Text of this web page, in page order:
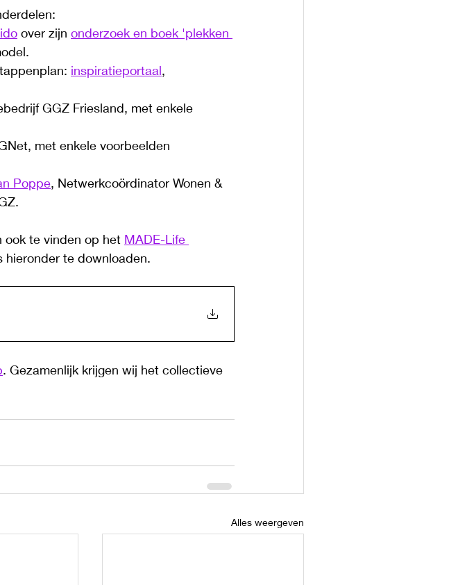
over zijn onderzoek en boek 'plekken
inspiratieportaal,
GGZ Friesland, met enkele
met enkele voorbeelden
Poppe, Netwerkcoördinator Wonen &
ook te vinden op het MADE-Life
hieronder te downloaden.
. Gezamenlijk krijgen wij het collectieve
Alles weergeven